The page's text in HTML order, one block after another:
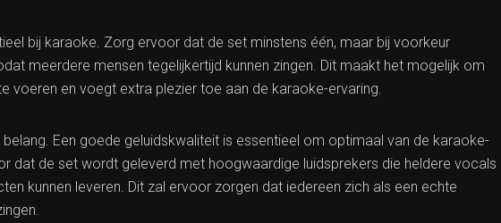
bij karaoke. Zorg ervoor dat de set minstens één, maar bij voorkeur
meerdere mensen tegelijkertijd kunnen zingen. Dit maakt het mogelijk om
voeren en voegt extra plezier toe aan de karaoke-ervaring.
Een goede geluidskwaliteit is essentieel om optimaal van de karaoke-
dat de set wordt geleverd met hoogwaardige luidsprekers die heldere vocals
kunnen leveren. Dit zal ervoor zorgen dat iedereen zich als een echte